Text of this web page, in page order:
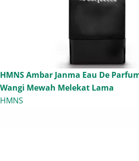
HMNS Ambar Janma Eau De
Wangi Mewah Melekat Lama
HMNS